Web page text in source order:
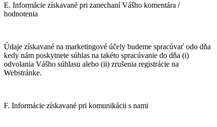
E. Informácie získavané pri zanechaní Vášho komentára /
hodnotenia
Údaje získavané na marketingové účely budeme spracúvať odo dňa
kedy nám poskytnete súhlas na takéto spracúvanie do dňa (i)
odvolania Vášho súhlasu alebo (ii) zrušenia registrácie na
Webstránke.
F. Informácie získavané pri komunikácii s nami